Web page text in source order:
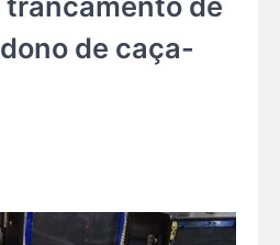
de caça-